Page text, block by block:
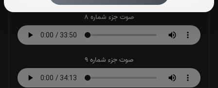
صوت جزء شماره 8
صوت جزء شماره 9